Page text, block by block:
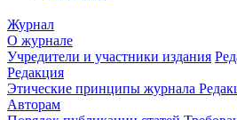
Журнал
О журнале
Учредители и участники издания
Редакция
Этические принципы журнала
Авторам